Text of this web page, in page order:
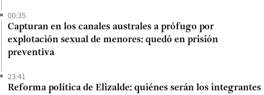
00:35
Capturan en los canales australes a prófugo por
explotación sexual de menores: quedó en prisión
preventiva
23:41
Reforma política de Elizalde: quiénes serán los integrantes